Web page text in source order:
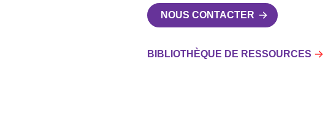
NOUS CONTACTER
BIBLIOTHÈQUE DE RESSOURCES